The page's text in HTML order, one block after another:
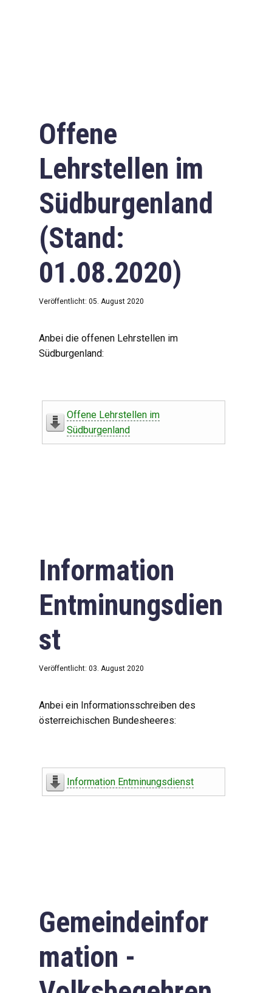
Offene
Lehrstellen im
Südburgenland
(Stand:
01.08.2020)
Veröffentlicht: 05. August 2020
Anbei die offenen Lehrstellen im
Südburgenland:
Offene Lehrstellen im
Südburgenland
Information
Entminungsdien
st
Veröffentlicht: 03. August 2020
Anbei ein Informationsschreiben des
österreichischen Bundesheeres:
Information Entminungsdienst
Gemeindeinfor
mation -